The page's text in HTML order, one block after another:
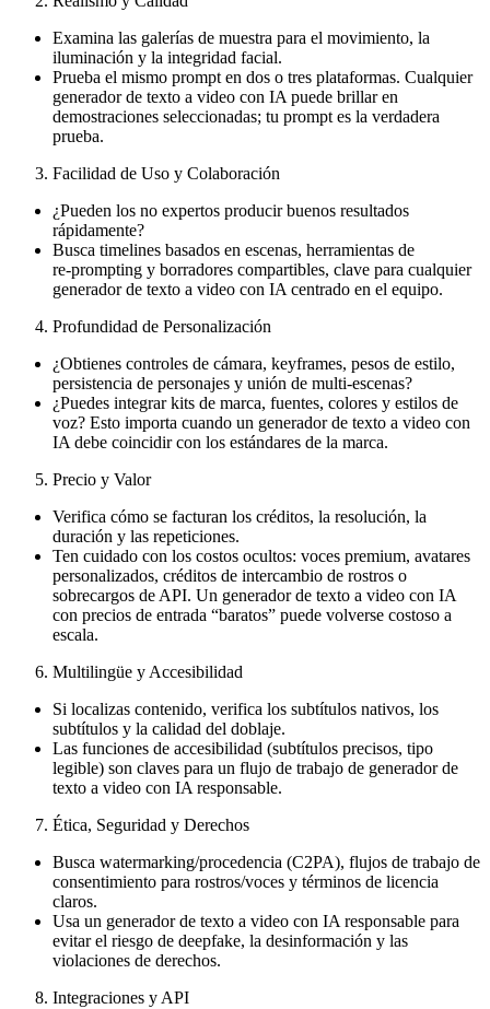
Examina las galerías de muestra para el movimiento, la
iluminación y la integridad facial.
Prueba el mismo prompt en dos o tres plataformas. Cualquier
generador de texto a video con IA puede brillar en
demostraciones seleccionadas; tu prompt es la verdadera
prueba.
Facilidad de Uso y Colaboración
¿Pueden los no expertos producir buenos resultados
rápidamente?
Busca timelines basados en escenas, herramientas de
re‑prompting y borradores compartibles, clave para cualquier
generador de texto a video con IA centrado en el equipo.
Profundidad de Personalización
¿Obtienes controles de cámara, keyframes, pesos de estilo,
persistencia de personajes y unión de multi‑escenas?
¿Puedes integrar kits de marca, fuentes, colores y estilos de
voz? Esto importa cuando un generador de texto a video con
IA debe coincidir con los estándares de la marca.
Precio y Valor
Verifica cómo se facturan los créditos, la resolución, la
duración y las repeticiones.
Ten cuidado con los costos ocultos: voces premium, avatares
personalizados, créditos de intercambio de rostros o
sobrecargos de API. Un generador de texto a video con IA
con precios de entrada “baratos” puede volverse costoso a
escala.
Multilingüe y Accesibilidad
Si localizas contenido, verifica los subtítulos nativos, los
subtítulos y la calidad del doblaje.
Las funciones de accesibilidad (subtítulos precisos, tipo
legible) son claves para un flujo de trabajo de generador de
texto a video con IA responsable.
Ética, Seguridad y Derechos
Busca watermarking/procedencia (C2PA), flujos de trabajo de
consentimiento para rostros/voces y términos de licencia
claros.
Usa un generador de texto a video con IA responsable para
evitar el riesgo de deepfake, la desinformación y las
violaciones de derechos.
Integraciones y API